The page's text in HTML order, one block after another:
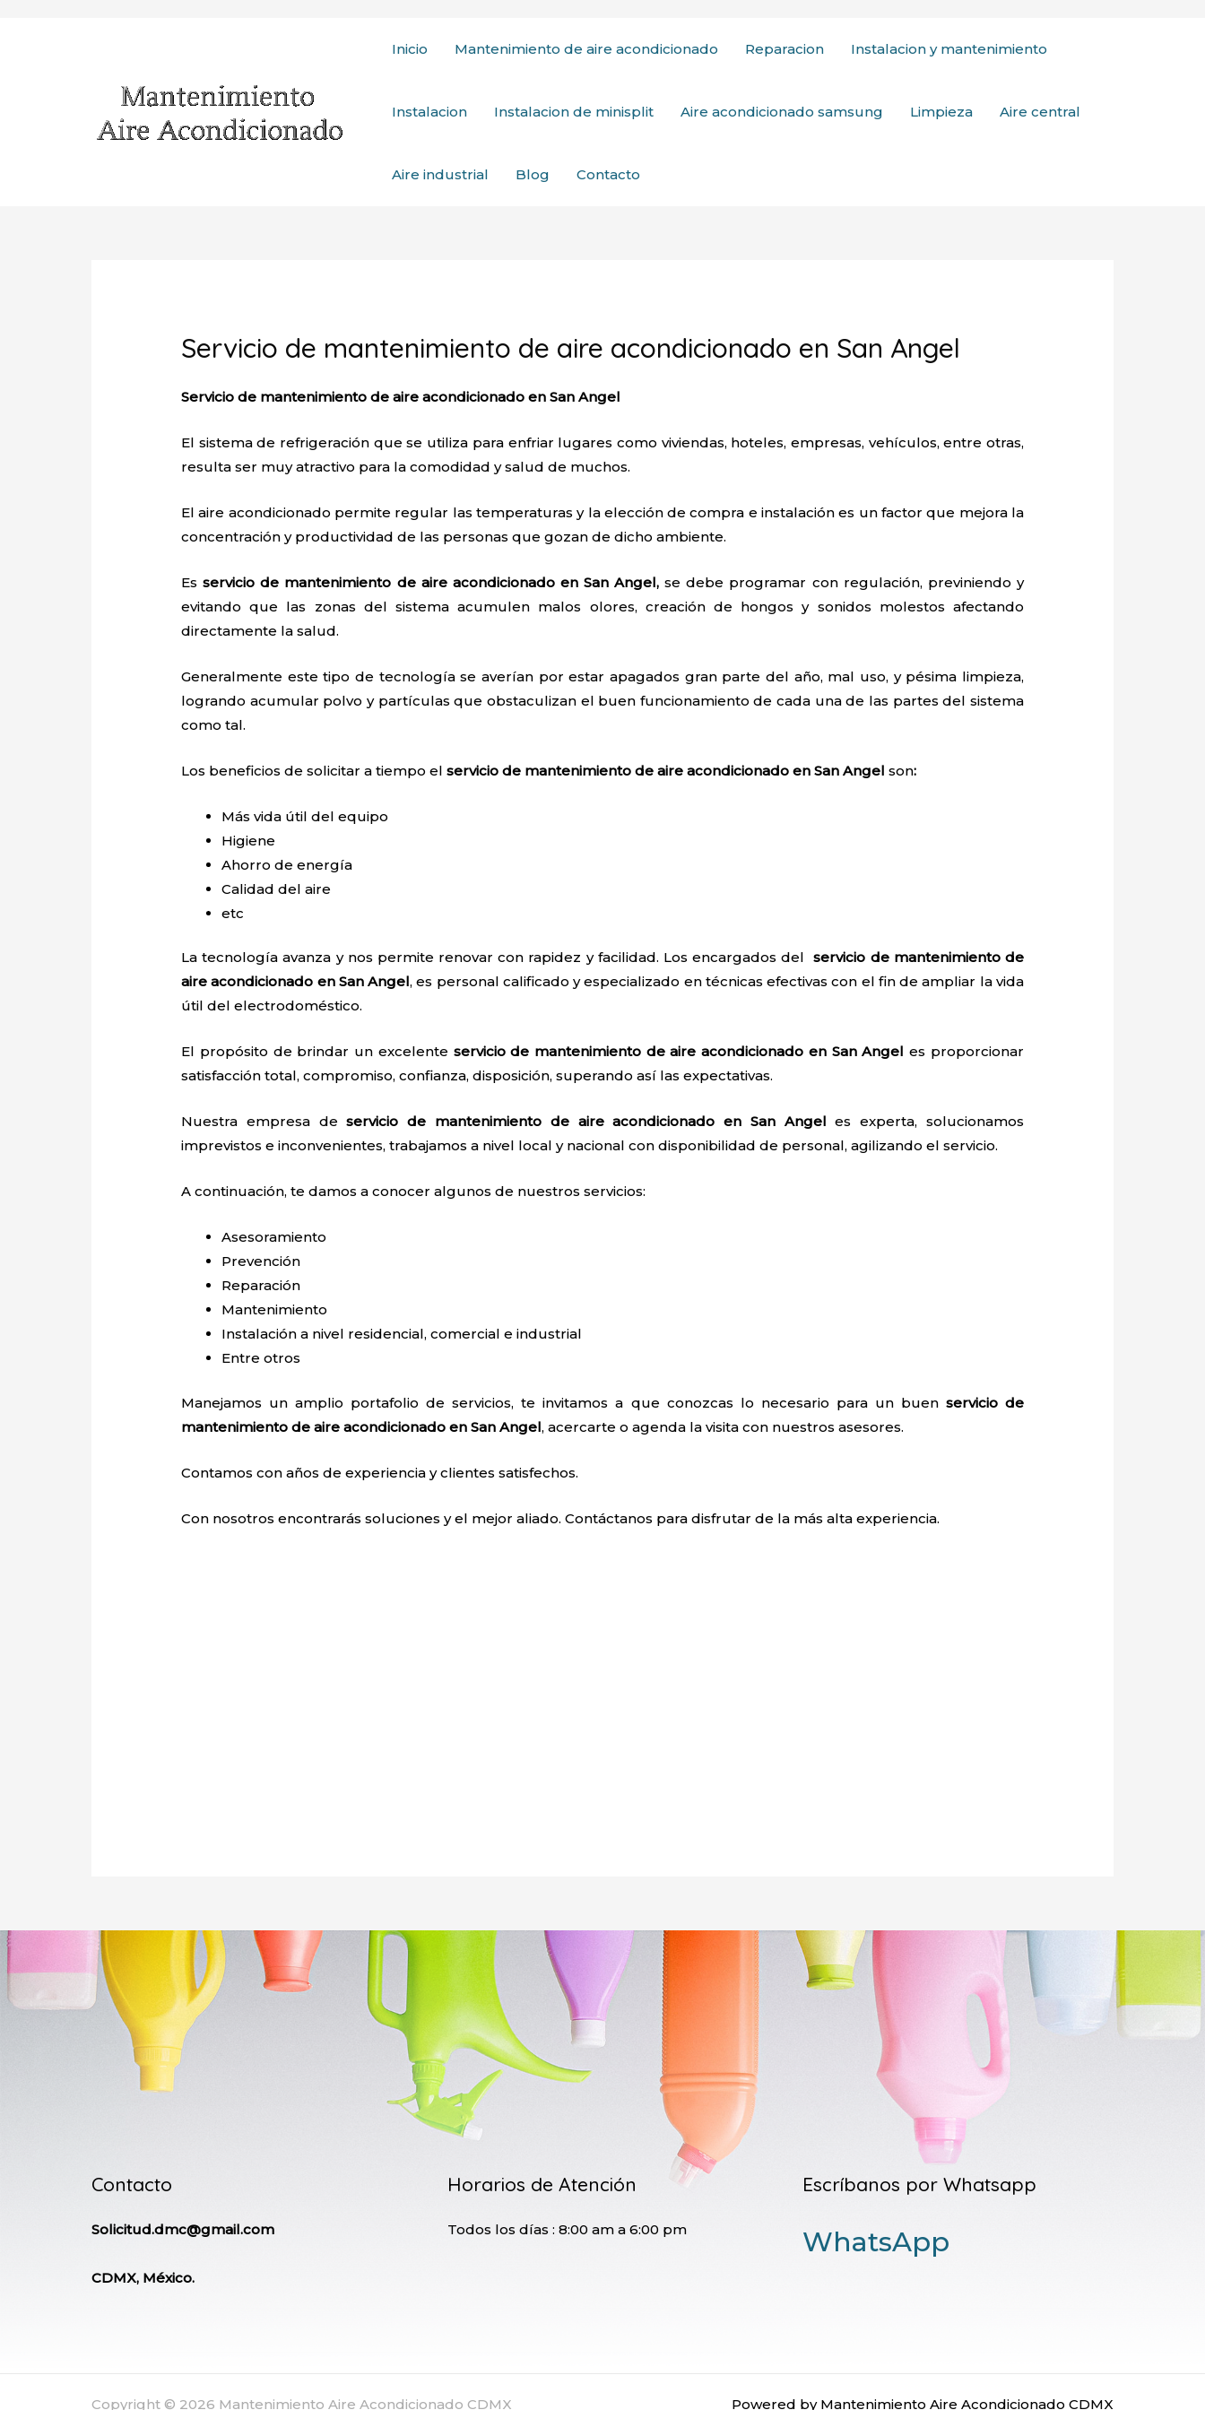
Inicio Mantenimiento de aire acondicionado Reparacion Instalacion y mantenimiento
Instalacion Instalacion de minisplit Aire acondicionado samsung Limpieza Aire central
Aire industrial Blog Contacto
Servicio de mantenimiento de aire acondicionado en San Angel
Servicio de mantenimiento de aire acondicionado en San Angel
El sistema de refrigeración que se utiliza para enfriar lugares como viviendas, hoteles, empresas, vehículos, entre otras,
resulta ser muy atractivo para la comodidad y salud de muchos.
El aire acondicionado permite regular las temperaturas y la elección de compra e instalación es un factor que mejora la
concentración y productividad de las personas que gozan de dicho ambiente.
Esservicio de mantenimiento de aire acondicionado en San Angel, se debe programar con regulación, previniendo y
evitando que las zonas del sistema acumulen malos olores, creación de hongos y sonidos molestos afectando
directamente la salud.
Generalmente este tipo de tecnología se averían por estar apagados gran parte del año, mal uso, y pésima limpieza,
logrando acumular polvo y partículas que obstaculizan el buen funcionamiento de cada una de las partes del sistema
como tal.
Los beneficios de solicitar a tiempo elservicio de mantenimiento de aire acondicionado en San Angelson:
Más vida útil del equipo
Higiene
Ahorro de energía
Calidad del aire
etc
La tecnología avanza y nos permite renovar con rapidez y facilidad. Los encargados delservicio de mantenimiento de
aire acondicionado en San Angel, es personal calificado y especializado en técnicas efectivas con el fin de ampliar la vida
útil del electrodoméstico.
El propósito de brindar un excelente servicio de mantenimiento de aire acondicionado en San Angel es proporcionar
satisfacción total, compromiso, confianza, disposición, superando así las expectativas.
Nuestra empresa deservicio de mantenimiento de aire acondicionado en San Angel es experta, solucionamos
imprevistos e inconvenientes, trabajamos a nivel local y nacional con disponibilidad de personal, agilizando el servicio.
A continuación, te damos a conocer algunos de nuestros servicios:
Asesoramiento
Prevención
Reparación
Mantenimiento
Instalación a nivel residencial, comercial e industrial
Entre otros
Manejamos un amplio portafolio de servicios, te invitamos a que conozcas lo necesario para un buen servicio de
mantenimiento de aire acondicionado en San Angel, acercarte o agenda la visita con nuestros asesores.
Contamos con años de experiencia y clientes satisfechos.
Con nosotros encontrarás soluciones y el mejor aliado. Contáctanos para disfrutar de la más alta experiencia.
Contacto
Solicitud.dmc@gmail.com
CDMX, México.
Horarios de Atención
Todos los días : 8:00 am a 6:00 pm
Escríbanos por Whatsapp
WhatsApp
Copyright © 2026 Mantenimiento Aire Acondicionado CDMX Powered by Mantenimiento Aire Acondicionado CDMX